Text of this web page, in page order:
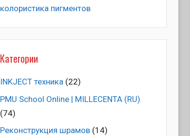
колористика пигментов
Категории
INKJECT техника (22)
PMU School Online | MILLECENTA (RU)
(74)
Pеконструкция шрамов(14)